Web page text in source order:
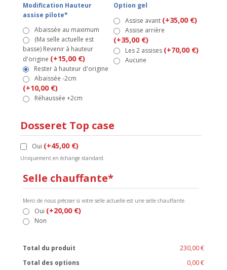
Selle chauffante*
Merci de nous préciser si votre selle actuelle est une selle chauffante.
Oui (+20,00 €)
Non
Dosseret Top case
Oui (+45,00 €)
Uniquement en échange standard.
Modification Hauteur
assise pilote*
Abaissée au maximum
(Ma selle actuelle est
basse) Revenir à hauteur
d'origine (+15,00 €)
Rester à hauteur d'origine
Abaissée -2cm
(+10,00 €)
Réhaussée +2cm
Option gel
Assise avant (+35,00 €)
Assise arrière
(+35,00 €)
Les 2 assises (+70,00 €)
Aucune
Total du produit
230,00 €
Total des options
0,00 €